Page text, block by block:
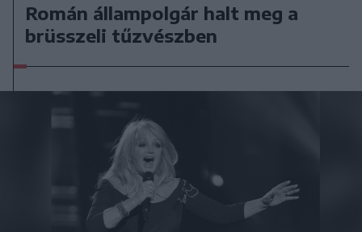
Román állampolgár halt meg a
brüsszeli tűzvészben